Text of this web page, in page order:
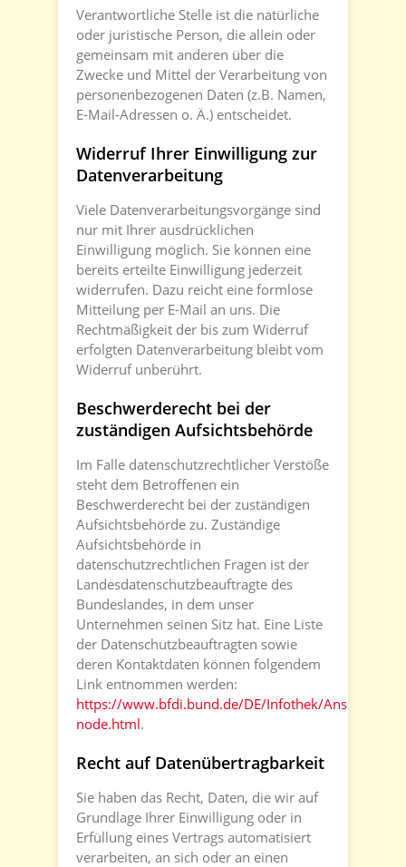
Verantwortliche Stelle ist die natürliche
oder juristische Person, die allein oder
gemeinsam mit anderen über die
Zwecke und Mittel der Verarbeitung von
personenbezogenen Daten (z.B. Namen,
E-Mail-Adressen o. Ä.) entscheidet.
Widerruf Ihrer Einwilligung zur
Datenverarbeitung
Viele Datenverarbeitungsvorgänge sind
nur mit Ihrer ausdrücklichen
Einwilligung möglich. Sie können eine
bereits erteilte Einwilligung jederzeit
widerrufen. Dazu reicht eine formlose
Mitteilung per E-Mail an uns. Die
Rechtmäßigkeit der bis zum Widerruf
erfolgten Datenverarbeitung bleibt vom
Widerruf unberührt.
Beschwerderecht bei der
zuständigen Aufsichtsbehörde
Im Falle datenschutzrechtlicher Verstöße
steht dem Betroffenen ein
Beschwerderecht bei der zuständigen
Aufsichtsbehörde zu. Zuständige
Aufsichtsbehörde in
datenschutzrechtlichen Fragen ist der
Landesdatenschutzbeauftragte des
Bundeslandes, in dem unser
Unternehmen seinen Sitz hat. Eine Liste
der Datenschutzbeauftragten sowie
deren Kontaktdaten können folgendem
Link entnommen werden:
https://www.bfdi.bund.de/DE/Infothek/
node.html.
Recht auf Datenübertragbarkeit
Sie haben das Recht, Daten, die wir auf
Grundlage Ihrer Einwilligung oder in
Erfüllung eines Vertrags automatisiert
verarbeiten, an sich oder an einen